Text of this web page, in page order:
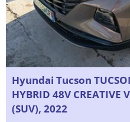
Hyundai Tucson
HYBRID 48V CREATIVE
(SUV), 2022